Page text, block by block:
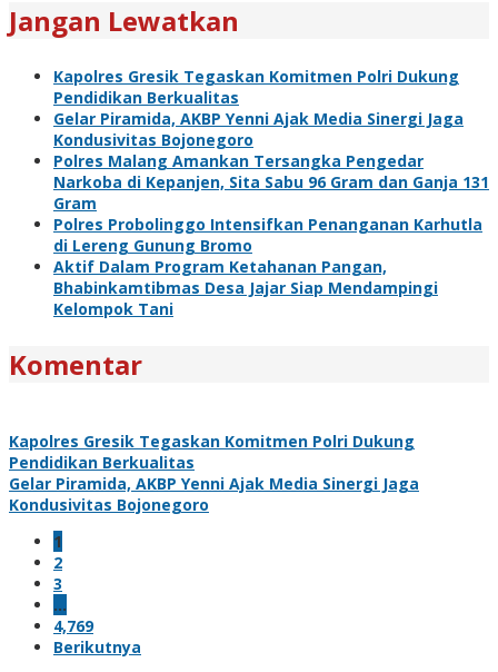
Jangan Lewatkan
Kapolres Gresik Tegaskan Komitmen Polri Dukung
Pendidikan Berkualitas
Gelar Piramida, AKBP Yenni Ajak Media Sinergi Jaga
Kondusivitas Bojonegoro
Polres Malang Amankan Tersangka Pengedar
Narkoba di Kepanjen, Sita Sabu 96 Gram dan Ganja 131
Gram
Polres Probolinggo Intensifkan Penanganan Karhutla
di Lereng Gunung Bromo
Aktif Dalam Program Ketahanan Pangan,
Bhabinkamtibmas Desa Jajar Siap Mendampingi
Kelompok Tani
Komentar
Kapolres Gresik Tegaskan Komitmen Polri Dukung
Pendidikan Berkualitas
Gelar Piramida, AKBP Yenni Ajak Media Sinergi Jaga
Kondusivitas Bojonegoro
1
2
3
…
4,769
Berikutnya